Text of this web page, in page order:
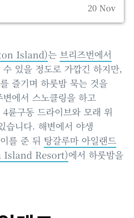
20 Nov
Island)는 브리즈번에서
있을 정도로 가깝긴 하지만,
즐기며 하룻밤 묵는 것을
에서 스노클링을 하고
륜구동 드라이브와 모래 위
습니다. 해변에서 야생
를 준 뒤 탕갈루마 아일랜드
Island Resort)에서 하룻밤을